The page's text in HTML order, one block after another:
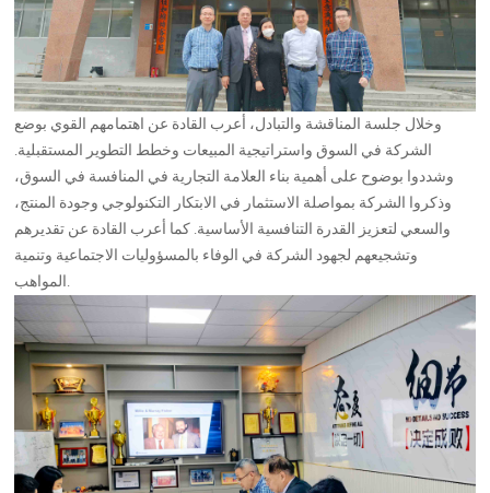
وخلال جلسة المناقشة والتبادل، أعرب القادة عن اهتمامهم القوي بوضع
الشركة في السوق واستراتيجية المبيعات وخطط التطوير المستقبلية.
وشددوا بوضوح على أهمية بناء العلامة التجارية في المنافسة في السوق،
وذكروا الشركة بمواصلة الاستثمار في الابتكار التكنولوجي وجودة المنتج،
والسعي لتعزيز القدرة التنافسية الأساسية. كما أعرب القادة عن تقديرهم
وتشجيعهم لجهود الشركة في الوفاء بالمسؤوليات الاجتماعية وتنمية
المواهب.